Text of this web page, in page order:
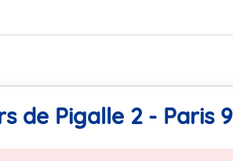
de Pigalle 2 - Paris 9